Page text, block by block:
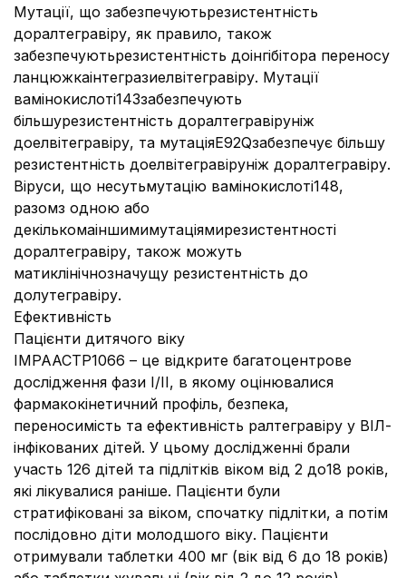
Мутації, що забезпечуютьрезистентність
доралтегравіру, як правило, також
забезпечуютьрезистентність доінгібітора переносу
ланцюжкаінтегразиелвітегравіру. Мутації
вамінокислоті143забезпечують
більшурезистентність доралтегравіруніж
доелвітегравіру, та мутаціяE92Qзабезпечує більшу
резистентність доелвітегравіруніж доралтегравіру.
Віруси, що несутьмутацію вамінокислоті148,
разомз одною або
декількомаіншимимутаціямирезистентності
доралтегравіру, також можуть
матиклінічнозначущу резистентність до
долутегравіру.
Ефективність
Пацієнти дитячого віку
IMPAACTP1066 – це відкрите багатоцентрове
дослідження фази І/ІІ, в якому оцінювалися
фармакокінетичний профіль, безпека,
переносимість та ефективність ралтегравіру у ВІЛ-
інфікованих дітей. У цьому дослідженні брали
участь 126 дітей та підлітків віком від 2 до18 років,
які лікувалися раніше. Пацієнти були
стратифіковані за віком, спочатку підлітки, а потім
послідовно діти молодшого віку. Пацієнти
отримували таблетки 400 мг (вік від 6 до 18 років)